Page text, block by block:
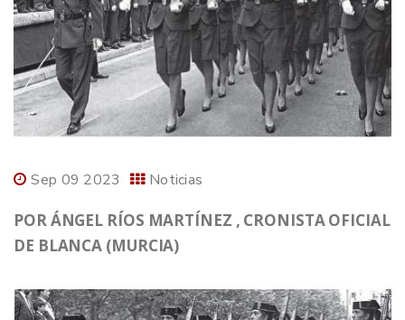
Sep 09 2023 Noticias
POR ÁNGEL RÍOS MARTÍNEZ , CRONISTA OFICIAL
DE BLANCA (MURCIA)